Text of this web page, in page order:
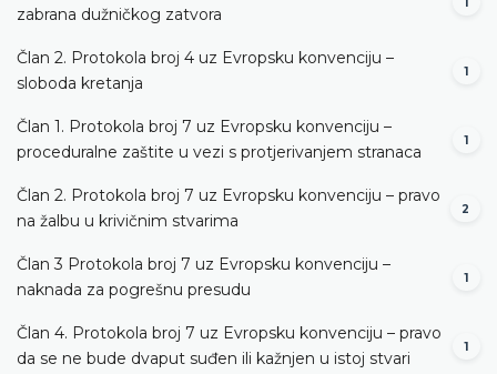
zabrana dužničkog zatvora
Član 2. Protokola broj 4 uz Evropsku konvenciju –
sloboda kretanja
1
Član 1. Protokola broj 7 uz Evropsku konvenciju –
proceduralne zaštite u vezi s protjerivanjem stranaca
1
Član 2. Protokola broj 7 uz Evropsku konvenciju – pravo
na žalbu u krivičnim stvarima
2
Član 3 Protokola broj 7 uz Evropsku konvenciju –
naknada za pogrešnu presudu
1
Član 4. Protokola broj 7 uz Evropsku konvenciju – pravo
da se ne bude dvaput suđen ili kažnjen u istoj stvari
1